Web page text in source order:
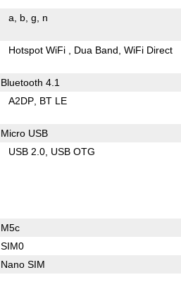
a b g n
Hotspot WiFi Dua Band WiFi Direct
Bluetooth 4.1
A2DP BT LE
Micro USB
USB 2.0 USB OTG
M5c
SIM0
Nano SIM